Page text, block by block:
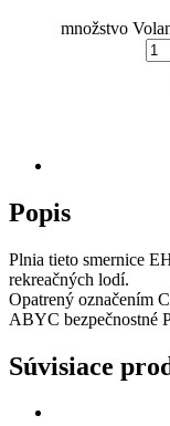
množstvo
Popis
Plnia tieto smernice
rekreačných lodí.
Opatrený označením
ABYC bezpečnostné
Súvisiace